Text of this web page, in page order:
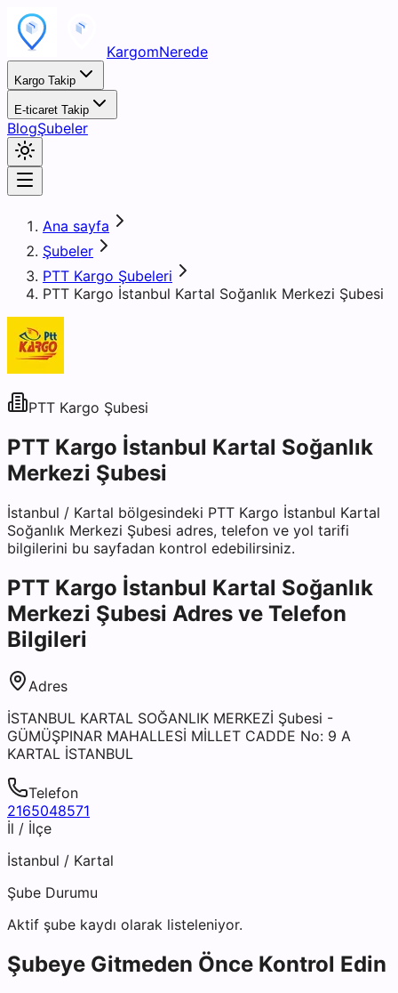
KargomNerede
Kargo Takip
E-ticaret Takip
BlogŞubeler
Ana sayfa
Şubeler
PTT Kargo Şubeleri
PTT Kargo İstanbul Kartal Soğanlık Merkezi Şubesi
PTT Kargo Şubesi
PTT Kargo İstanbul Kartal Soğanlık
Merkezi Şubesi
İstanbul / Kartal bölgesindeki PTT Kargo İstanbul Kartal
Soğanlık Merkezi Şubesi adres, telefon ve yol tarifi
bilgilerini bu sayfadan kontrol edebilirsiniz.
PTT Kargo İstanbul Kartal Soğanlık
Merkezi Şubesi Adres ve Telefon
Bilgileri
Adres
İSTANBUL KARTAL SOĞANLIK MERKEZİ Şubesi -
GÜMÜŞPINAR MAHALLESİ MİLLET CADDE No: 9 A
KARTAL İSTANBUL
Telefon
2165048571
İl / İlçe
İstanbul / Kartal
Şube Durumu
Aktif şube kaydı olarak listeleniyor.
Şubeye Gitmeden Önce Kontrol Edin